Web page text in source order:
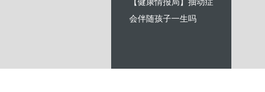
【健康情报局】抽动症
会伴随孩子一生吗